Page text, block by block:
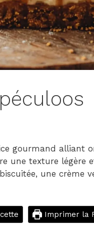
gourmand alliant
une texture légère
une crème
Imprimer la